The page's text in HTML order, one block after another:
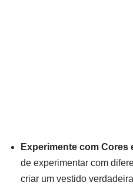
Experimente com Cores
de experimentar com
criar um vestido